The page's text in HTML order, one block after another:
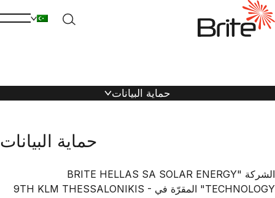
حماية البيانات
حماية البيانات
الشركة "BRITE HELLAS SA SOLAR ENERGY
TECHNOLOGY" المقرّة في 9TH KLM THESSALONIKIS -